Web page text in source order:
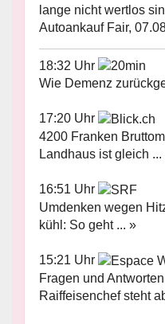
lange nicht wertlos
Autoankauf Fair,
18:32 Uhr
Wie Demenz
17:20 Uhr
4200 Franken
Landhaus ist gleich ...
16:51 Uhr
Umdenken wegen
kühl: So geht ... »
15:21 Uhr
Fragen und
Raiffeisenchef steht